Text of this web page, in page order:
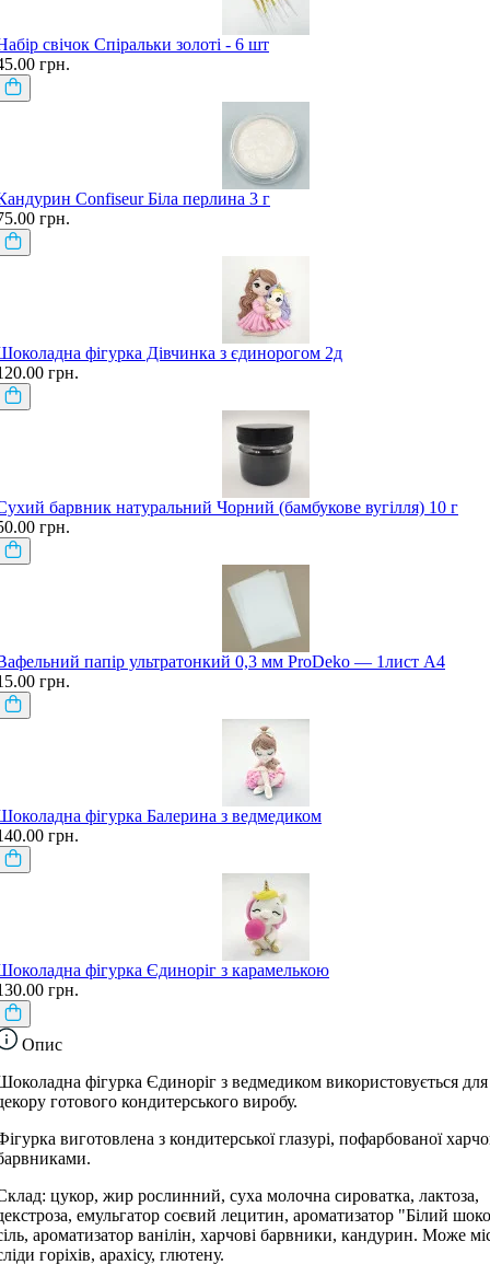
свічок Спіральки золоті - 6 шт
грн.
Confiseur Біла перлина 3 г
грн.
фігурка Дівчинка з єдинорогом 2д
грн.
барвник натуральний Чорний (бамбукове вугілля) 10 г
грн.
папір ультратонкий 0,3 мм ProDeko — 1лист А4
грн.
фігурка Балерина з ведмедиком
грн.
фігурка Єдиноріг з карамелькою
грн.
Опис
фігурка Єдиноріг з ведмедиком використовується для
готового кондитерського виробу.
виготовлена ​​з кондитерської глазурі, пофарбованої
цукор, жир рослинний, суха молочна сироватка, лактоза,
емульгатор соєвий лецитин, ароматизатор "Білий
ароматизатор ванілін, харчові барвники, кандурин. Може
горіхів, арахісу, глютену.